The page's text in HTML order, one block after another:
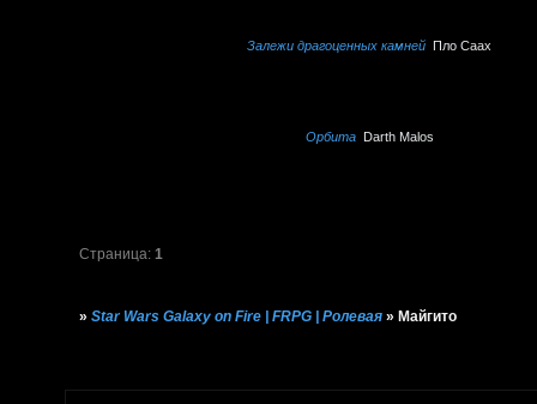
Залежи драгоценных камней Пло Саах
Орбита Darth Malos
Страница:1
»Star Wars Galaxy on Fire | FRPG | Ролевая »Майгито